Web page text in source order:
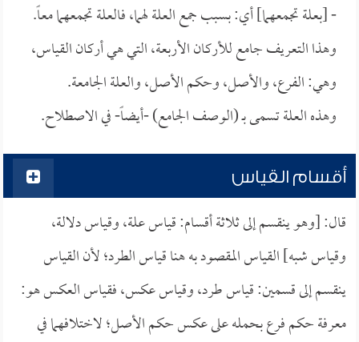
- [بعلة تجمعهما] أي: بسبب جمع العلة لهما، فالعلة تجمعهما معاً.
وهذا التعريف جامع للأركان الأربعة، التي هي أركان القياس،
وهي: الفرع، والأصل، وحكم الأصل، والعلة الجامعة.
وهذه العلة تسمى بـ (الوصف الجامع) -أيضاً- في الاصطلاح.
أقسام القياس
قال: [وهو ينقسم إلى ثلاثة أقسام: قياس علة، وقياس دلالة،
وقياس شبه] القياس المقصود به هنا قياس الطرد؛ لأن القياس
ينقسم إلى قسمين: قياس طرد، وقياس عكس، فقياس العكس هو:
معرفة حكم فرع بحمله على عكس حكم الأصل؛ لاختلافهما في